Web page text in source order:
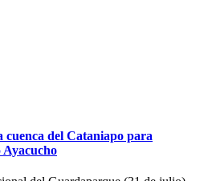
cuenca del Cataniapo para
Ayacucho